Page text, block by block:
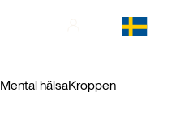
Mental hälsaKroppen